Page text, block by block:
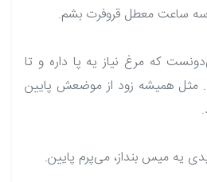
سه ساعت معطل قروفرت بشم.
که مرغ نیاز یه پا داره و تا
مثل همیشه زود از موضعش پایین
یه میس بنداز، می‌پرم پایین.